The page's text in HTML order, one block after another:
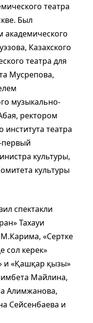
театра
Был
Казахского
театра для
Мусрепова,
музыкально-
ректором
института театра
культуры,
культуры
спектакли
Тахауи
М.Карима, «Сертке
сол керек»
и «Қашқар қызы»
Майлина,
Алимжанова,
Сейсенбаева и